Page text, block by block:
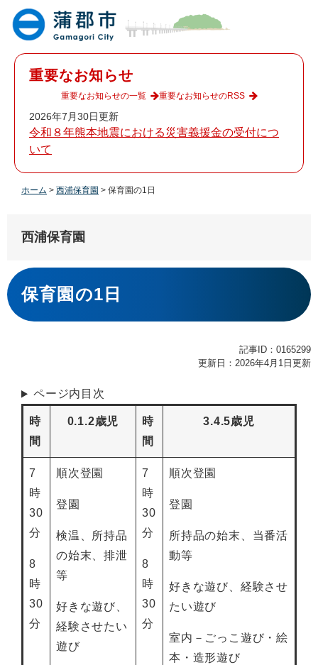
重要なお知らせ
2026年7月30日更新
令和８年熊本地震における災害義援金の受付につ
いて
重要なお知らせの一覧 重要なお知らせのRSS
ホーム > 西浦保育園 > 保育園の1日
西浦保育園
本
文
保育園の1日
記事ID：0165299
更新日：2026年4月1日更新
ページ内目次
時
間
0.1.2歳児
時
間
3.4.5歳児
7
時
30
分
8
時
30
分
順次登園
登園
検温、所持品
の始末、排泄
等
好きな遊び、
経験させたい
遊び
7
時
30
分
8
時
30
分
順次登園
登園
所持品の始末、当番活
動等
好きな遊び、経験させ
たい遊び
室内－ごっこ遊び・絵
本・造形遊び